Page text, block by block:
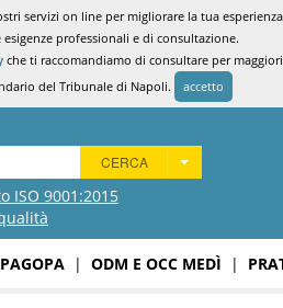
servizi on line per migliorare la tua
professionali e di consultazione.
che ti raccomandiamo di consultare per
del Tribunale di Napoli.
accetto
ISO 9001:2015
CERCA
PAGOPA | ODM E OCC MEDÌ |